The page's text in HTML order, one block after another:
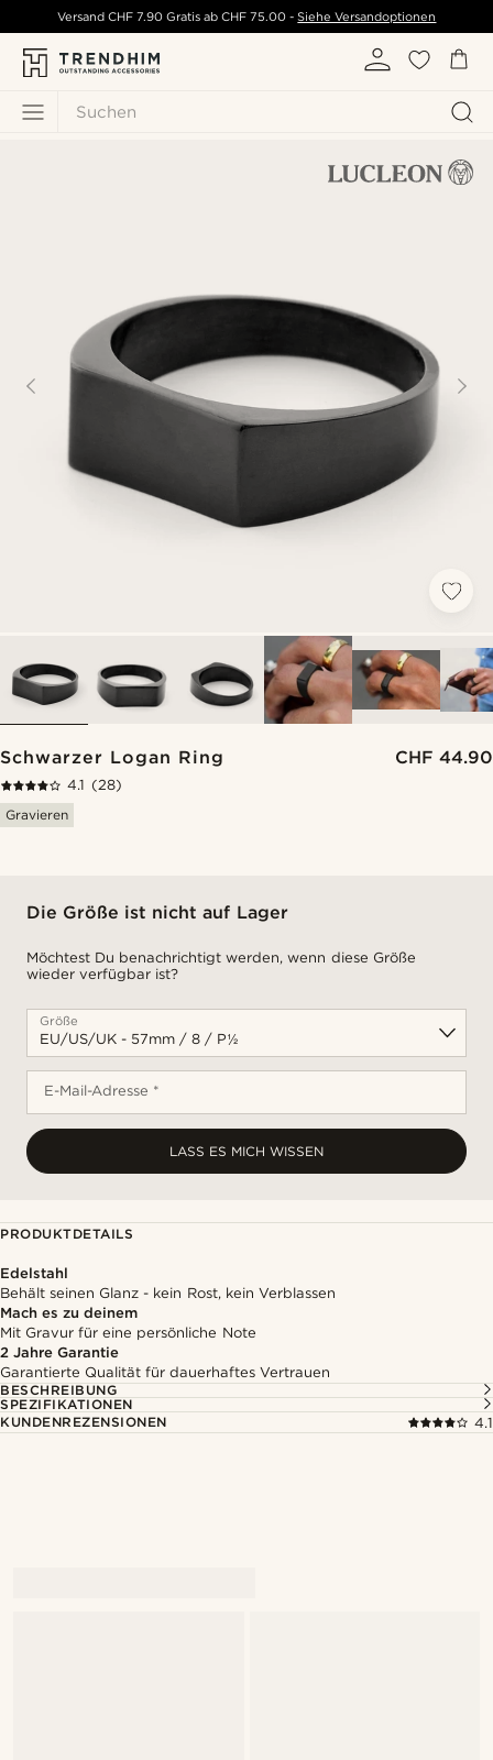
Suchen
Versand CHF 7.90 Gratis ab CHF 75.00 - Siehe Versandoptionen
Schwarzer Logan Ring CHF 44.90
4.1 (28)
Gravieren
Die Größe ist nicht auf Lager
Möchtest Du benachrichtigt werden, wenn diese Größe
wieder verfügbar ist?
Größe
E-Mail-Adresse *
LASS ES MICH WISSEN
PRODUKTDETAILS
Edelstahl
Behält seinen Glanz - kein Rost, kein Verblassen
Mach es zu deinem
Mit Gravur für eine persönliche Note
2 Jahre Garantie
Garantierte Qualität für dauerhaftes Vertrauen
BESCHREIBUNG
SPEZIFIKATIONEN
KUNDENREZENSIONEN
4.1